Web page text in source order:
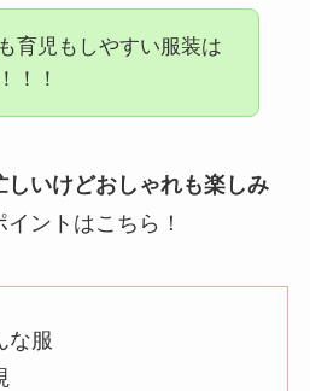
育児もしやすい服装は
！！
しいけどおしゃれも楽しみ
ントはこちら！
な服